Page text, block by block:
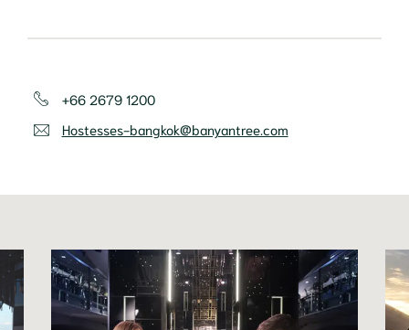
+66 2679 1200
Hostesses-bangkok@banyantree.com